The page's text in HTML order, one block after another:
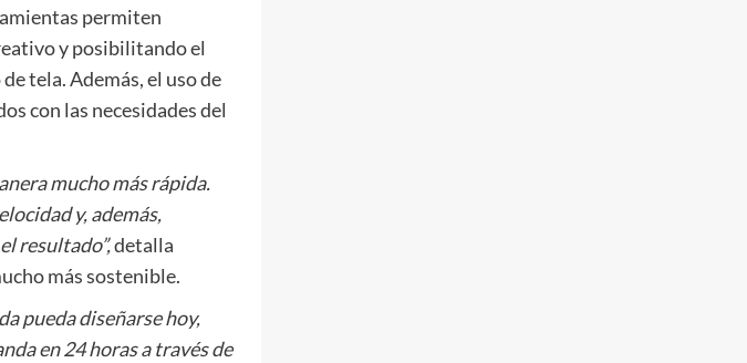
permiten
y posibilitando el
tela. Además, el uso de
con las necesidades del
mucho más rápida.
y, además,
resultado”,detalla
más sostenible.
pueda diseñarse hoy,
en 24 horas a través de